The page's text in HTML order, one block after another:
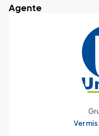
Agente
Ver